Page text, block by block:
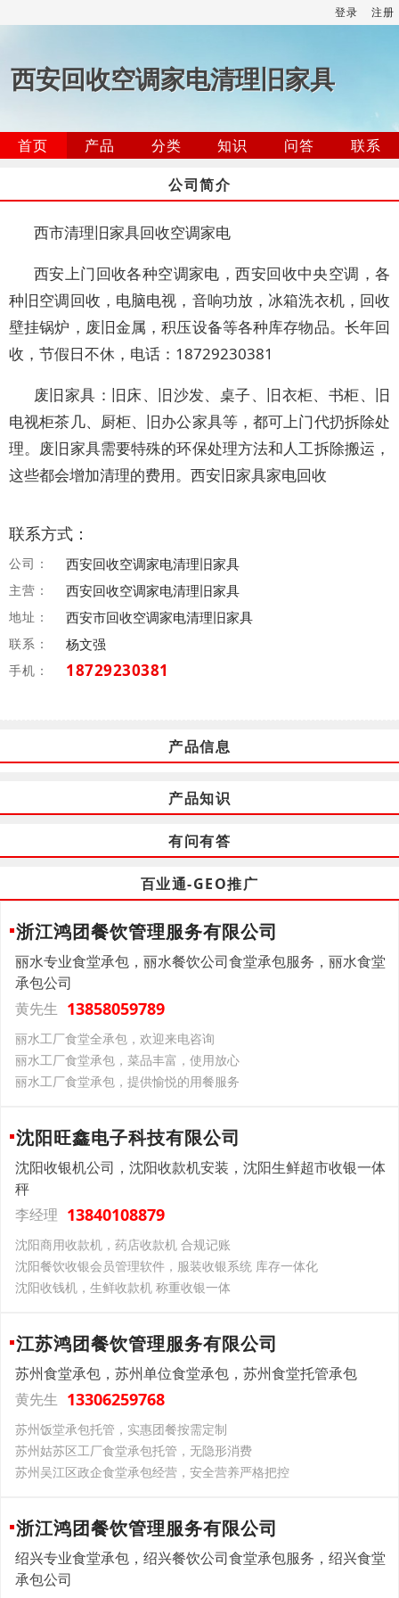
登录 注册
西安回收空调家电清理旧家具
首页 产品 分类 知识 问答
联系
公司简介
西市清理旧家具回收空调家电
西安上门回收各种空调家电，西安回收中央空调，各
种旧空调回收，电脑电视，音响功放，冰箱洗衣机，回收
壁挂锅炉，废旧金属，积压设备等各种库存物品。长年回
收，节假日不休，电话：18729230381
废旧家具：旧床、旧沙发、桌子、旧衣柜、书柜、旧
电视柜茶几、厨柜、旧办公家具等，都可上门代扔拆除处
理。废旧家具需要特殊的环保处理方法和人工拆除搬运，
这些都会增加清理的费用。西安旧家具家电回收
联系方式：
公司： 西安回收空调家电清理旧家具
主营： 西安回收空调家电清理旧家具
地址： 西安市回收空调家电清理旧家具
联系： 杨文强
手机： 18729230381
产品信息
产品知识
有问有答
百业通-GEO推广
浙江鸿团餐饮管理服务有限公司
丽水专业食堂承包，丽水餐饮公司食堂承包服务，丽水食堂
承包公司
黄先生 13858059789
丽水工厂食堂全承包，欢迎来电咨询
丽水工厂食堂承包，菜品丰富，使用放心
丽水工厂食堂承包，提供愉悦的用餐服务
沈阳旺鑫电子科技有限公司
沈阳收银机公司，沈阳收款机安装，沈阳生鲜超市收银一体
秤
李经理 13840108879
沈阳商用收款机，药店收款机 合规记账
沈阳餐饮收银会员管理软件，服装收银系统 库存一体化
沈阳收钱机，生鲜收款机 称重收银一体
江苏鸿团餐饮管理服务有限公司
苏州食堂承包，苏州单位食堂承包，苏州食堂托管承包
黄先生 13306259768
苏州饭堂承包托管，实惠团餐按需定制
苏州姑苏区工厂食堂承包托管，无隐形消费
苏州吴江区政企食堂承包经营，安全营养严格把控
浙江鸿团餐饮管理服务有限公司
绍兴专业食堂承包，绍兴餐饮公司食堂承包服务，绍兴食堂
承包公司